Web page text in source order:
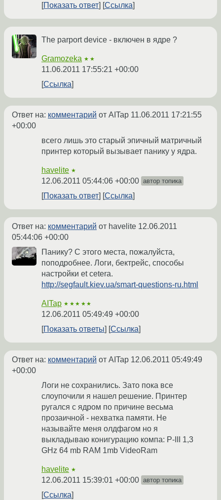
Показать ответ
Ссылка
The parport device - включен в ядре ?
Gramozeka ★★
11.06.2011 17:55:21 +00:00
Ссылка
Ответ на: комментарий от AITap 11.06.2011 17:21:55
+00:00
всего лишь это старый эпичный матричный
принтер который вызывает панику у ядра.
havelite ★
12.06.2011 05:44:06 +00:00 автор топика
Показать ответ Ссылка
Ответ на: комментарий от havelite 12.06.2011
05:44:06 +00:00
Панику? С этого места, пожалуйста,
поподробнее. Логи, бектрейс, способы
настройки et cetera.
http://segfault.kiev.ua/smart-questions-ru.html
AITap ★★★★★
12.06.2011 05:49:49 +00:00
Показать ответы
Ссылка
Ответ на: комментарий от AITap 12.06.2011 05:49:49
+00:00
Логи не сохранились. Зато пока все
слоупочили я нашел решение. Принтер
ругался с ядром по причине весьма
прозаичной - нехватка памяти. Не
называйте меня олдфагом но я
выкладываю конигурацию компа: P-III 1,3
GHz 64 mb RAM 1mb VideoRam
havelite ★
12.06.2011 15:39:01 +00:00 автор топика
Ссылка